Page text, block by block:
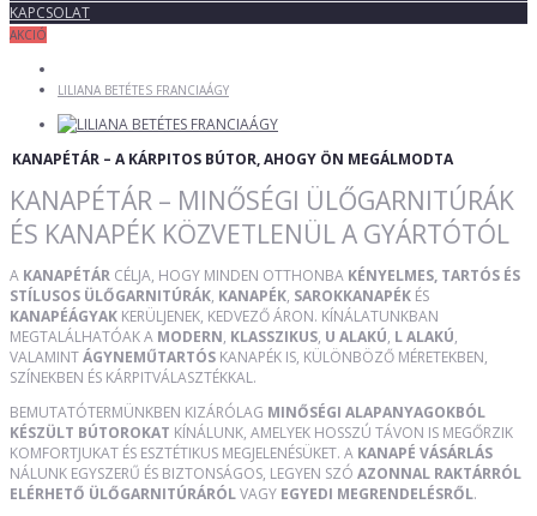
KAPCSOLAT
AKCIÓ
LILIANA BETÉTES FRANCIAÁGY
KANAPÉTÁR – A KÁRPITOS BÚTOR, AHOGY ÖN MEGÁLMODTA
KANAPÉTÁR – MINŐSÉGI ÜLŐGARNITÚRÁK
ÉS KANAPÉK KÖZVETLENÜL A GYÁRTÓTÓL
A KANAPÉTÁR CÉLJA, HOGY MINDEN OTTHONBA KÉNYELMES, TARTÓS ÉS
STÍLUSOS ÜLŐGARNITÚRÁK, KANAPÉK, SAROKKANAPÉK ÉS
KANAPÉÁGYAK KERÜLJENEK, KEDVEZŐ ÁRON. KÍNÁLATUNKBAN
MEGTALÁLHATÓAK A MODERN, KLASSZIKUS, U ALAKÚ, L ALAKÚ,
VALAMINTÁGYNEMŰTARTÓS KANAPÉK IS, KÜLÖNBÖZŐ MÉRETEKBEN,
SZÍNEKBEN ÉS KÁRPITVÁLASZTÉKKAL.
BEMUTATÓTERMÜNKBEN KIZÁRÓLAG MINŐSÉGI ALAPANYAGOKBÓL
KÉSZÜLT BÚTOROKAT KÍNÁLUNK, AMELYEK HOSSZÚ TÁVON IS MEGŐRZIK
KOMFORTJUKAT ÉS ESZTÉTIKUS MEGJELENÉSÜKET. A KANAPÉ VÁSÁRLÁS
NÁLUNK EGYSZERŰ ÉS BIZTONSÁGOS, LEGYEN SZÓ AZONNAL RAKTÁRRÓL
ELÉRHETŐ ÜLŐGARNITÚRÁRÓLVAGY EGYEDI MEGRENDELÉSRŐL.